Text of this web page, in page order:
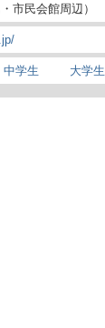
市民会館周辺）
中学生 大学生